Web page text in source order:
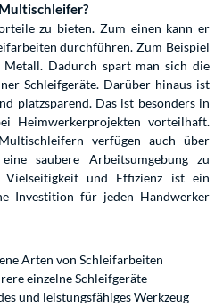
zu bieten. Zum einen kann er
durchführen. Zum Beispiel
Dadurch spart man sich die
Schleifgeräte. Darüber hinaus ist
platzsparend. Das ist besonders in
Heimwerkerprojekten vorteilhaft.
verfügen auch über
eine saubere Arbeitsumgebung zu
Vielseitigkeit und Effizienz ist ein
Investition für jeden Handwerker
Arten von Schleifarbeiten
einzelne Schleifgeräte
und leistungsfähiges Werkzeug